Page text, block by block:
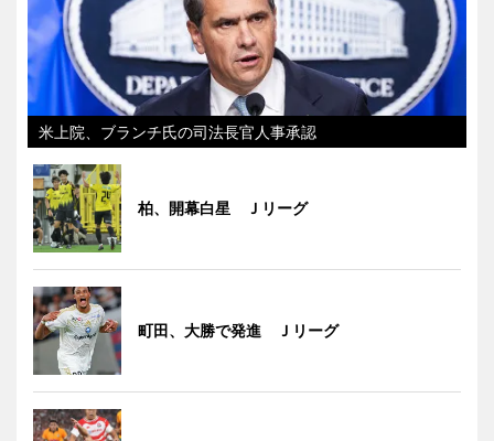
米上院、ブランチ氏の司法長官人事承認
柏、開幕白星 Ｊリーグ
町田、大勝で発進 Ｊリーグ